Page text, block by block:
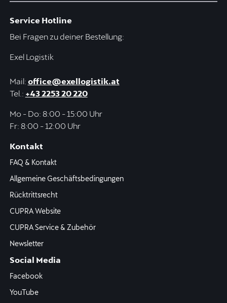
Service Hotline
Bei Fragen zu deiner Bestellung:
Exel Logistik
Mail: office@exellogistik.at
Tel.: +43 2253 20 220
Mo - Do: 8:00 - 15:00 Uhr
Fr: 8:00 - 12:00 Uhr
Kontakt
FAQ & Kontakt
Allgemeine Geschäftsbedingungen
Rücktrittsrecht
CUPRA Website
CUPRA Service & Zubehör
Newsletter
Social Media
Facebook
YouTube